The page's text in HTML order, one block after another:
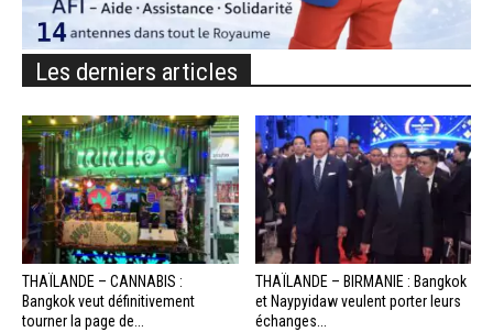
Les derniers articles
THAÏLANDE – CANNABIS :
Bangkok veut définitivement
tourner la page de...
THAÏLANDE – BIRMANIE : Bangkok
et Naypyidaw veulent porter leurs
échanges...